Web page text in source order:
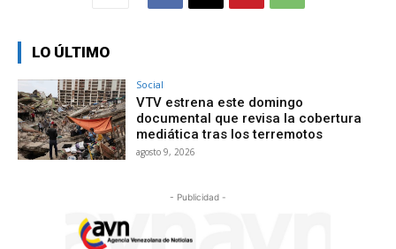
LO ÚLTIMO
Social
VTV estrena este domingo
documental que revisa la cobertura
mediática tras los terremotos
agosto 9, 2026
- Publicidad -